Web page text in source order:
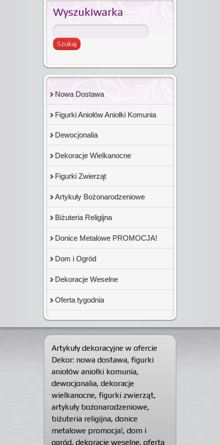
Wyszukiwarka
Nowa Dostawa
Figurki Aniołów Aniołki Komunia
Dewocjonalia
Dekoracje Wielkanocne
Figurki Zwierząt
Artykuły Bożonarodzeniowe
Biżuteria Religijna
Donice Metalowe PROMOCJA!
Dom i Ogród
Dekoracje Weselne
Oferta tygodnia
Artykuły dekoracyjne w ofercie
Dekor: nowa dostawa, figurki
aniołów aniołki komunia,
dewocjonalia, dekoracje
wielkanocne, figurki zwierząt,
artykuły bożonarodzeniowe,
biżuteria religijna, donice
metalowe promocja!, dom i
ogród, dekoracje weselne, oferta